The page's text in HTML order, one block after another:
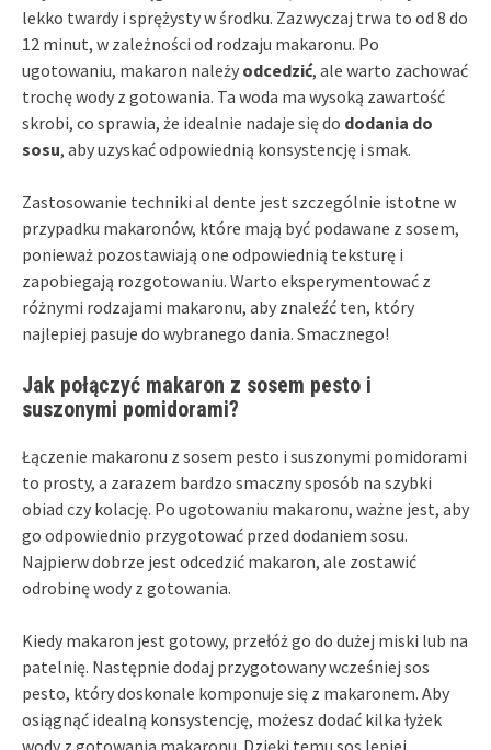
lekko twardy i sprężysty w środku. Zazwyczaj trwa to od 8 do
12 minut, w zależności od rodzaju makaronu. Po
ugotowaniu, makaron należy odcedzić, ale warto zachować
trochę wody z gotowania. Ta woda ma wysoką zawartość
skrobi, co sprawia, że idealnie nadaje się do dodania do
sosu, aby uzyskać odpowiednią konsystencję i smak.
Zastosowanie techniki al dente jest szczególnie istotne w
przypadku makaronów, które mają być podawane z sosem,
ponieważ pozostawiają one odpowiednią teksturę i
zapobiegają rozgotowaniu. Warto eksperymentować z
różnymi rodzajami makaronu, aby znaleźć ten, który
najlepiej pasuje do wybranego dania. Smacznego!
Jak połączyć makaron z sosem pesto i
suszonymi pomidorami?
Łączenie makaronu z sosem pesto i suszonymi pomidorami
to prosty, a zarazem bardzo smaczny sposób na szybki
obiad czy kolację. Po ugotowaniu makaronu, ważne jest, aby
go odpowiednio przygotować przed dodaniem sosu.
Najpierw dobrze jest odcedzić makaron, ale zostawić
odrobinę wody z gotowania.
Kiedy makaron jest gotowy, przełóż go do dużej miski lub na
patelnię. Następnie dodaj przygotowany wcześniej sos
pesto, który doskonale komponuje się z makaronem. Aby
osiągnąć idealną konsystencję, możesz dodać kilka łyżek
wody z gotowania makaronu. Dzięki temu sos lepiej